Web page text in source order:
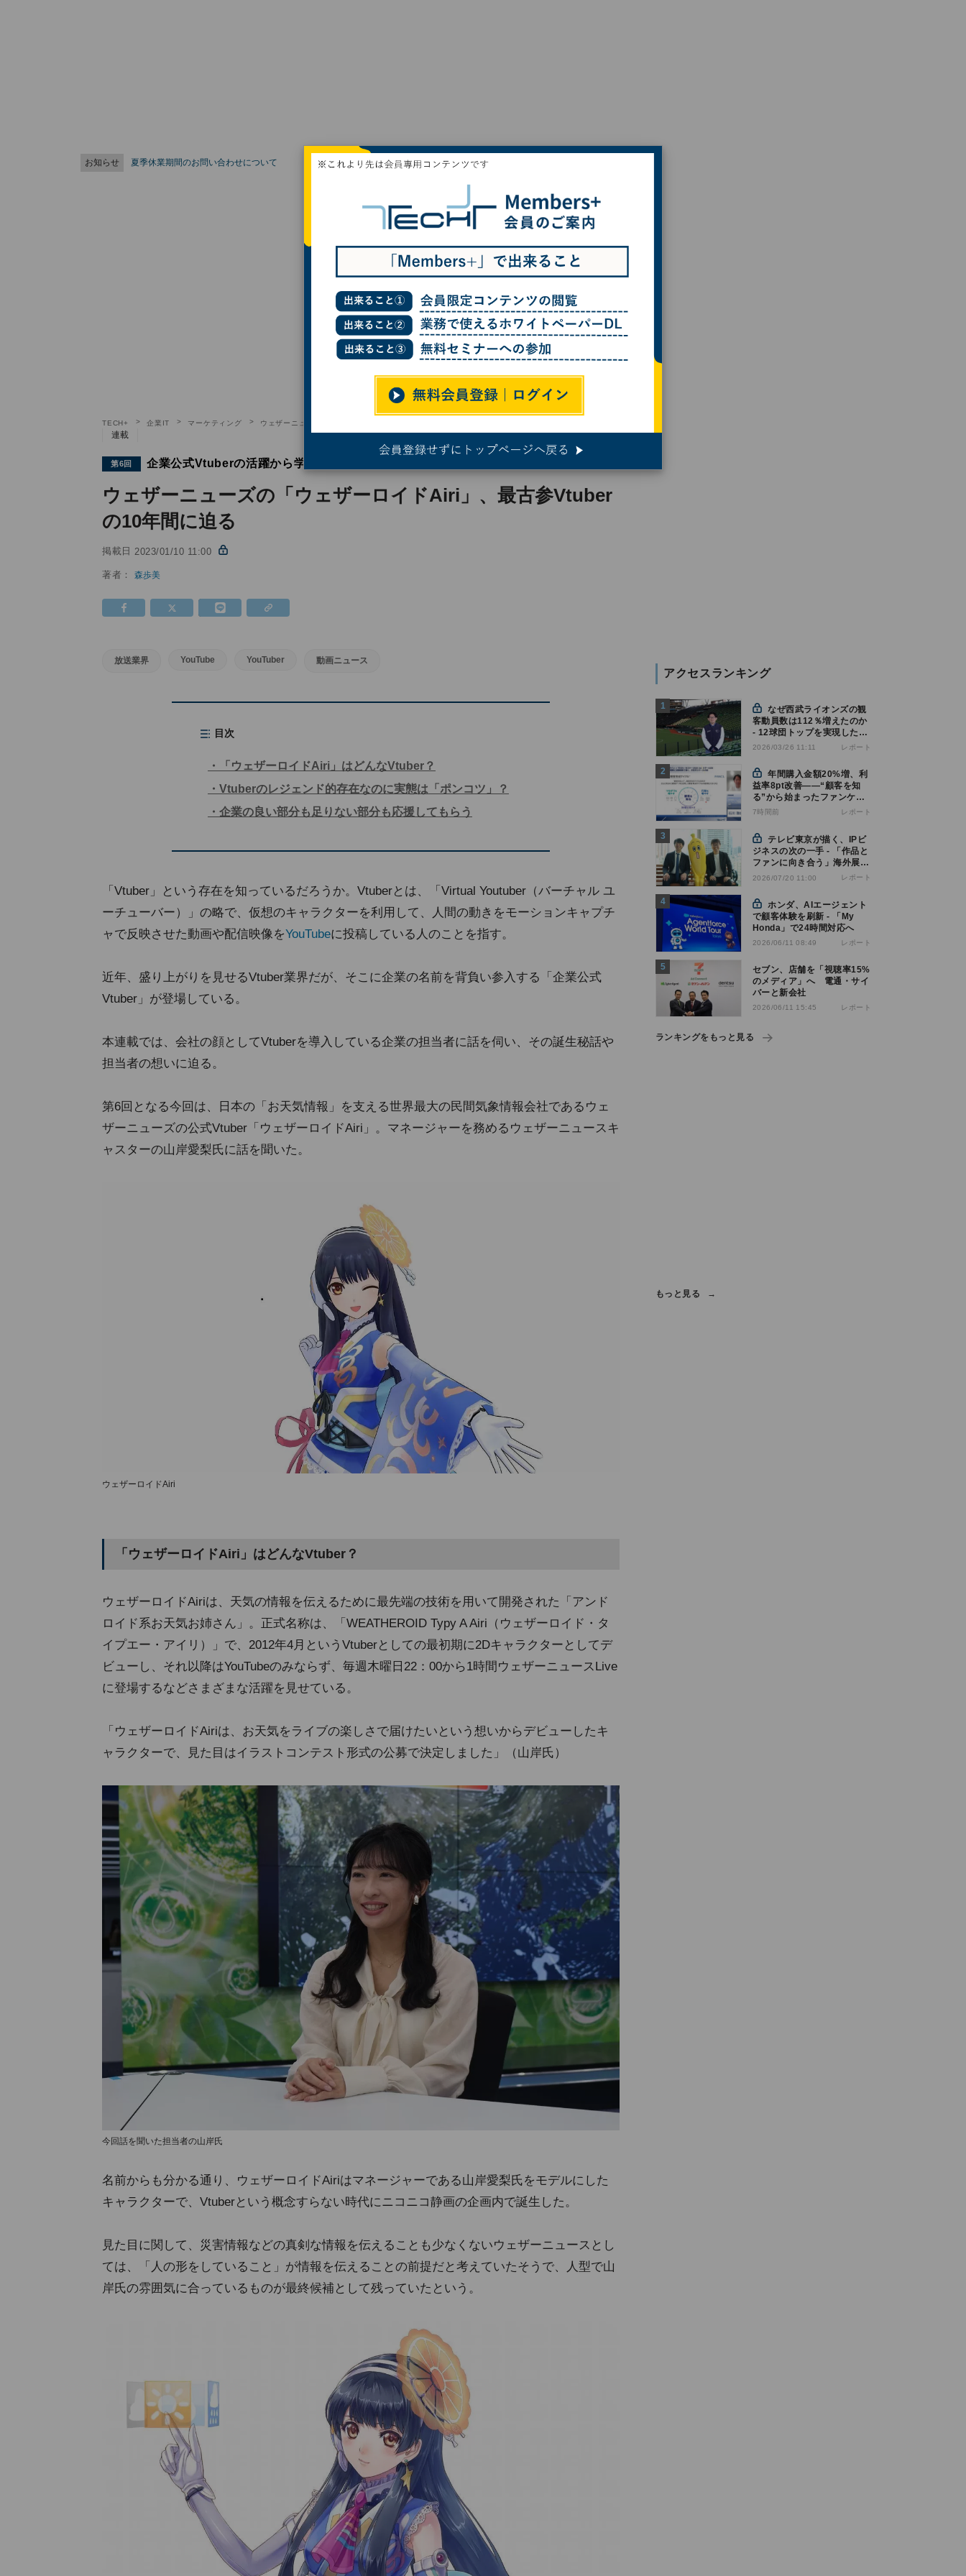
お知らせ 夏季休業期間のお問い合わせについて
TECH+ 企業IT マーケティング ウェザーニューズの「ウェザーロイドAiri」、最古参Vtuberの10年間に迫る
連載
第6回 企業公式Vtuberの活躍から学ぶ新しい情報発信のカタチ
ウェザーニューズの「ウェザーロイドAiri」、最古参Vtuber
の10年間に迫る
掲載日 2023/01/10 11:00
著者：森歩美
放送業界 YouTube YouTuber 動画ニュース
目次
「ウェザーロイドAiri」はどんなVtuber？
Vtuberのレジェンド的存在なのに実態は「ポンコツ」？
企業の良い部分も足りない部分も応援してもらう
「Vtuber」という存在を知っているだろうか。Vtuberとは、「Virtual Youtuber（バーチャル ユ
ーチューバー）」の略で、仮想のキャラクターを利用して、人間の動きをモーションキャプチ
ャで反映させた動画や配信映像をYouTubeに投稿している人のことを指す。
近年、盛り上がりを見せるVtuber業界だが、そこに企業の名前を背負い参入する「企業公式
Vtuber」が登場している。
本連載では、会社の顔としてVtuberを導入している企業の担当者に話を伺い、その誕生秘話や
担当者の想いに迫る。
第6回となる今回は、日本の「お天気情報」を支える世界最大の民間気象情報会社であるウェ
ザーニューズの公式Vtuber「ウェザーロイドAiri」。マネージャーを務めるウェザーニュースキ
ャスターの山岸愛梨氏に話を聞いた。
ウェザーロイドAiri
「ウェザーロイドAiri」はどんなVtuber？
ウェザーロイドAiriは、天気の情報を伝えるために最先端の技術を用いて開発された「アンド
ロイド系お天気お姉さん」。正式名称は、「WEATHEROID Typy A Airi（ウェザーロイド・タ
イプエー・アイリ）」で、2012年4月というVtuberとしての最初期に2Dキャラクターとしてデ
ビューし、それ以降はYouTubeのみならず、毎週木曜日22：00から1時間ウェザーニュースLive
に登場するなどさまざまな活躍を見せている。
「ウェザーロイドAiriは、お天気をライブの楽しさで届けたいという想いからデビューしたキ
ャラクターで、見た目はイラストコンテスト形式の公募で決定しました」（山岸氏）
今回話を聞いた担当者の山岸氏
名前からも分かる通り、ウェザーロイドAiriはマネージャーである山岸愛梨氏をモデルにした
キャラクターで、Vtuberという概念すらない時代にニコニコ静画の企画内で誕生した。
見た目に関して、災害情報などの真剣な情報を伝えることも少なくないウェザーニュースとし
ては、「人の形をしていること」が情報を伝えることの前提だと考えていたそうで、人型で山
岸氏の雰囲気に合っているものが最終候補として残っていたという。
アクセスランキング
なぜ西武ライオンズの観
客動員数は112％増えたのか
- 12球団トップを実現した戦
略の全貌
2026/03/26 11:11 レポート
年間購入金額20%増、利
益率8pt改善——“顧客を知
る”から始まったファンケル
の通販変革と、次に見据える
7時間前 レポート
ジネスの次の一手 - 「作品と
ファンに向き合う」海外展開
とは
2026/07/20 11:00 レポート
で顧客体験を刷新 - 「My
Honda」で24時間対応へ
2026/06/11 08:49 レポート
セブン、店舗を「視聴率15%
のメディア」へ 電通・サイ
バーと新会社
2026/06/11 15:45 レポート
ランキングをもっと見る
もっと見る